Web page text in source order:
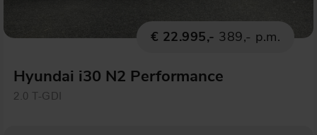
€ 22.995,- 389,- p.m.
Hyundai i30 N2 Performance
2.0 T-GDI